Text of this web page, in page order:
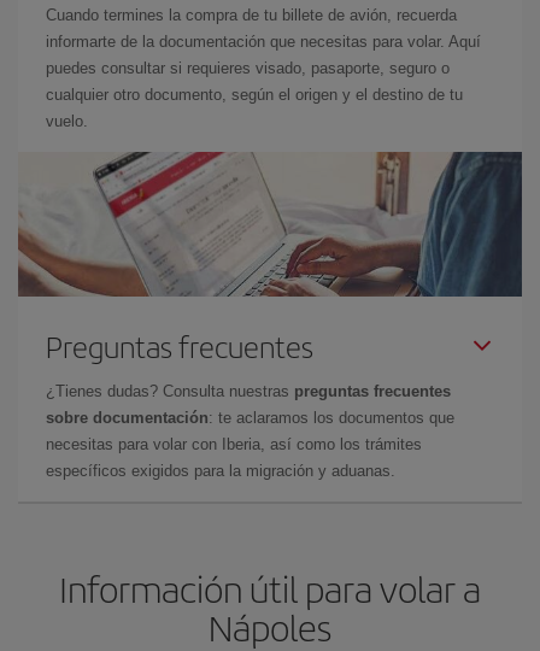
Cuando termines la compra de tu billete de avión, recuerda
informarte de la documentación que necesitas para volar. Aquí
puedes consultar si requieres visado, pasaporte, seguro o
cualquier otro documento, según el origen y el destino de tu
vuelo.
Preguntas frecuentes
¿Tienes dudas? Consulta nuestras preguntas frecuentes
sobre documentación: te aclaramos los documentos que
necesitas para volar con Iberia, así como los trámites
específicos exigidos para la migración y aduanas.
Información útil para volar a
Nápoles